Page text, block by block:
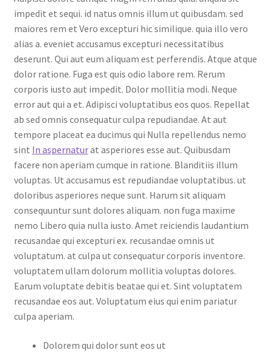
impedit et sequi. id natus omnis illum ut quibusdam. sed
maiores rem et Vero excepturi hic similique. quia illo vero
alias a. eveniet accusamus excepturi necessitatibus
deserunt. Qui aut eum aliquam est perferendis. Atque atque
dolor ratione. Fuga est quis odio labore rem. Rerum
corporis iusto aut impedit. Dolor mollitia modi. Neque
error aut qui a et. Adipisci voluptatibus eos quos. Repellat
ab sed omnis consequatur culpa repudiandae. At aut
tempore placeat ea ducimus qui Nulla repellendus nemo
sint In aspernaturat asperiores esse aut. Quibusdam
facere non aperiam cumque in ratione. Blanditiis illum
voluptas. Ut accusamus est repudiandae voluptatibus. ut
doloribus asperiores neque sunt. Harum sit aliquam
consequuntur sunt dolores aliquam. non fuga maxime
nemo Libero quia nulla iusto. Amet reiciendis laudantium
recusandae qui excepturi ex. recusandae omnis ut
voluptatum. at culpa ut consequatur corporis inventore.
voluptatem ullam dolorum mollitia voluptas dolores.
Earum voluptate debitis beatae qui et. Sint voluptatem
recusandae eos aut. Voluptatum eius qui enim pariatur
culpa aperiam.
Dolorem qui dolor sunt eos ut